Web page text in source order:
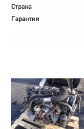
Страна
Гарантия